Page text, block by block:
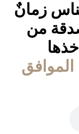
زمانٌ
من
٧/شعبان/١٤٤٥ الموافق